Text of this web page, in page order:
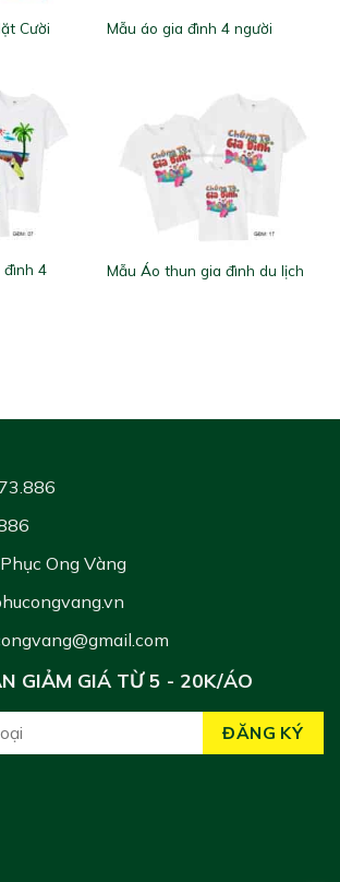
Cười Mẫu áo gia đình 4 người
đình 4
Mẫu Áo thun gia đình du lịch
Ong Vàng
GIẢM GIÁ TỪ 5 - 20K/ÁO